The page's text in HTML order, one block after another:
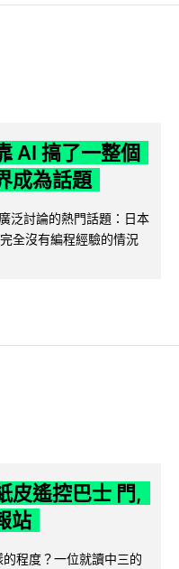
AI 搞了一整個
成為話題
泛討論的熱門話題：日本
全沒有編程經驗的情況
皮遙控巴士 門,
站
程度？一位就讀中三的